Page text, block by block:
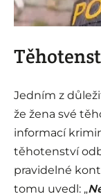
Jedním z
že žena své
informací
těhotenství
pravidelné
tomu uvedl: „